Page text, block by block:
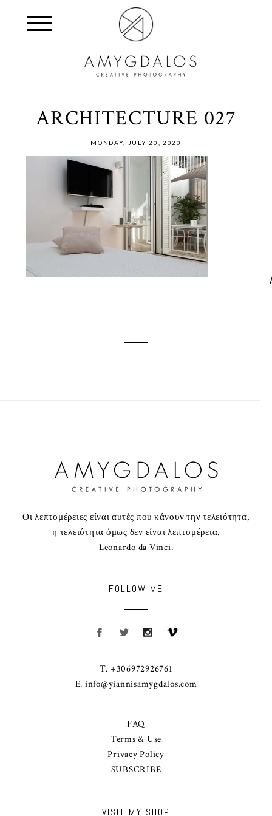
ARCHITECTURE 027
MONDAY, JULY 20, 2020
VISIT MY SHOP
Οι λεπτομέρειες είναι αυτές που κάνουν την τελειότητα,
η τελειότητα όμως δεν είναι λεπτομέρεια.
Leonardo da Vinci.
FOLLOW ME
T. +306972926761
E. info@yiannisamygdalos.com
FAQ
Terms & Use
Privacy Policy
SUBSCRIBE